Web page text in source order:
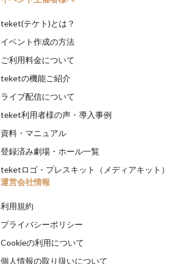
teket(テケト)とは？
イベント作成の方法
ご利用料金について
teketの機能ご紹介
ライブ配信について
teket利用者様の声・導入事例
資料・マニュアル
登録済み劇場・ホール一覧
teketロゴ・プレスキット（メディアキット）
運営会社情報
利用規約
プライバシーポリシー
Cookieの利用について
個人情報の取り扱いについて